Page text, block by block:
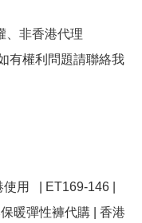
、非香港代理
有權利問題請聯絡我
用   | ET169-146 |
暖彈性褲代購 | 香港